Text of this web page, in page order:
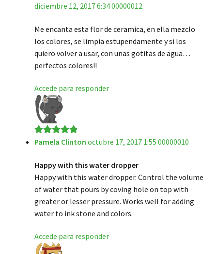
de 5
diciembre 12, 2017 6:34 00000012
Me encanta esta flor de ceramica, en ella mezclo
los colores, se limpia estupendamente y si los
quiero volver a usar, con unas gotitas de agua…
perfectos colores!!
Accede para responder
Valorado en5
Pamela Clinton octubre 17, 2017 1:55 00000010
Happy with this water dropper
Happy with this water dropper. Control the volume
of water that pours by coving hole on top with
greater or lesser pressure. Works well for adding
water to ink stone and colors.
Accede para responder